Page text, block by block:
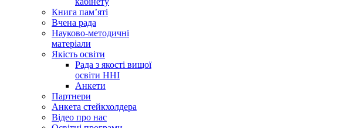
Книга памʼяті
Вчена рада
Науково-методичні
матеріали
Якість освіти
Рада з якості вищої
освіти ННІ
Анкети
Партнери
Анкета стейкхолдера
Відео про нас